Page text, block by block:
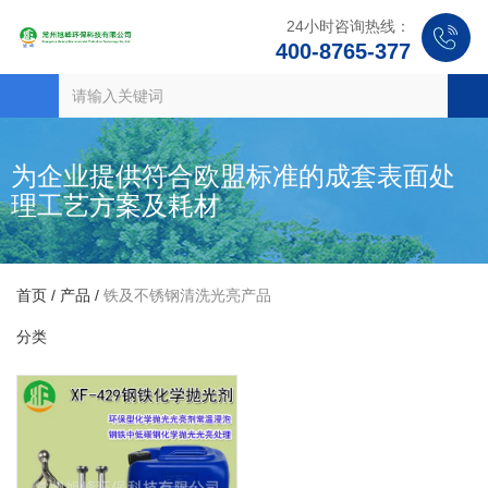
24小时咨询热线：
400-8765-377
为企业提供符合欧盟标准的成套表面处
理工艺方案及耗材
首页 / 产品 / 铁及不锈钢清洗光亮产品
分类